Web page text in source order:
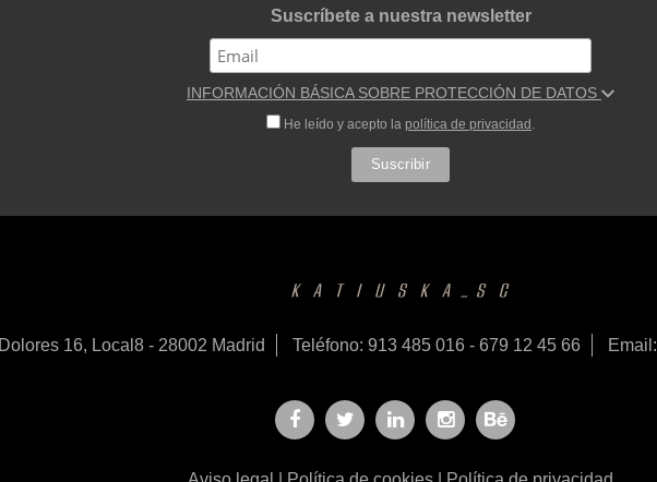
Suscríbete a nuestra newsletter
INFORMACIÓN BÁSICA SOBRE PROTECCIÓN DE DATOS
He leído y acepto la política de privacidad .
16, Local8 - 28002 Madrid Teléfono: 913 485 016 - 679 12 45 66 Email: